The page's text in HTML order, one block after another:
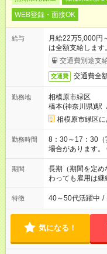
WEB登録・面接OK
給与
月給22万5,000
は全額支給しま
考慮して加給・優
交通費別途支
交通費 交通費全
勤務地
相模原市緑区
橋本(神奈川県)駅
相模原市緑区
勤務時間
8：30～17：30
場合があります。 ◎フレックス勤務が可能な就業先もありま
す。 ◎今よりも
改革に全社をあげ
期間
長期（期間を定
わっても雇用は継
特徴 40～50代活躍中 /
気になる！